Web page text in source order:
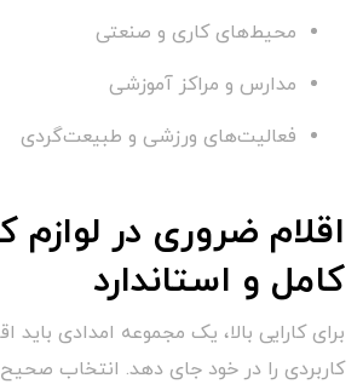
محیط‌های کاری و صنعتی
مدارس و مراکز آموزشی
فعالیت‌های ورزشی و طبیعت‌گردی
اقلام ضروری در لوازم
کامل و استاندارد
برای کارایی بالا، یک مجموعه امدادی
کاربردی را در خود جای دهد. انتخاب